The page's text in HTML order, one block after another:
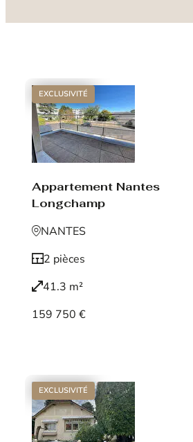
EXCLUSIVITÉ
Appartement Nantes
Longchamp
NANTES
2 pièces
41.3 m²
159 750 €
EXCLUSIVITÉ